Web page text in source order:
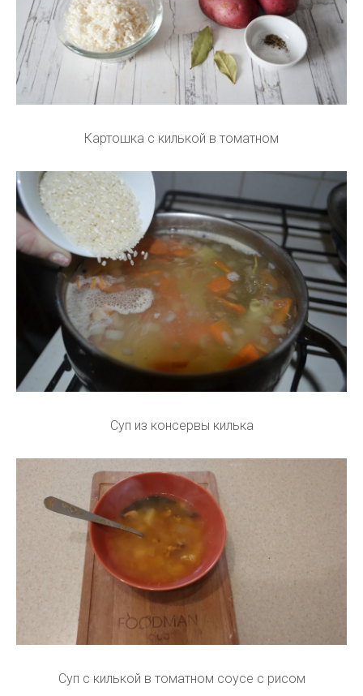
Картошка с килькой в томатном
Суп из консервы килька
Суп с килькой в томатном соусе с рисом